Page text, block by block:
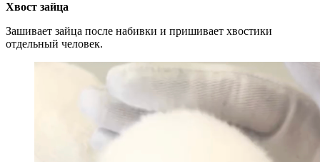
Хвост зайца
Зашивает зайца после набивки и пришивает хвостики
отдельный человек.